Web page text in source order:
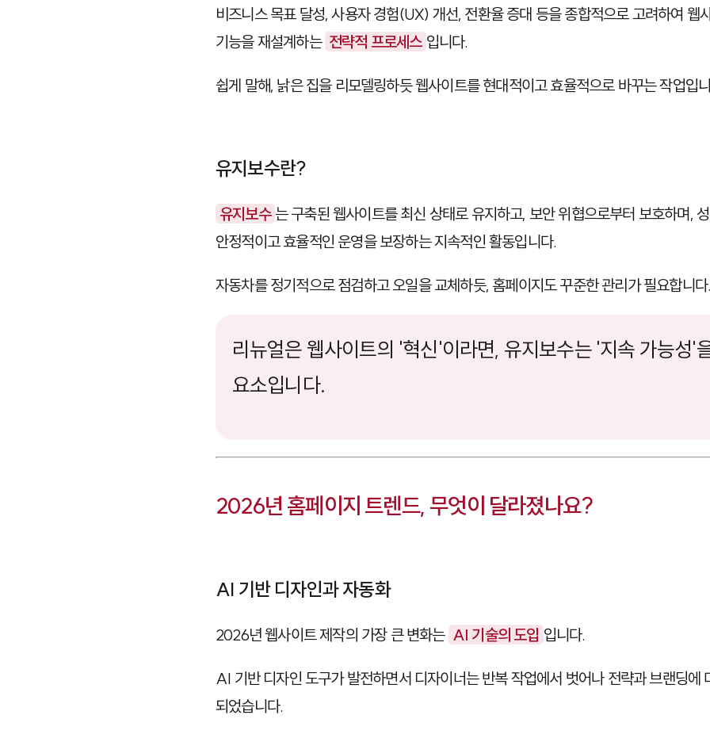
비즈니스 목표 달성, 사용자 경험(UX) 개선, 전환율 증대 등을 종합적으로 고려하여 웹
기능을 재설계하는 전략적 프로세스 입니다.
쉽게 말해, 낡은 집을 리모델링하듯 웹사이트를 현대적이고 효율적으로 바꾸는 작업입
유지보수란?
유지보수 는 구축된 웹사이트를 최신 상태로 유지하고, 보안 위협으로부터 보호하며,
안정적이고 효율적인 운영을 보장하는 지속적인 활동입니다.
자동차를 정기적으로 점검하고 오일을 교체하듯, 홈페이지도 꾸준한 관리가 필요합니
리뉴얼은 웹사이트의 '혁신'이라면, 유지보수는 '지속 가능성'
요소입니다.
2026년 홈페이지 트렌드, 무엇이 달라졌나요?
AI 기반 디자인과 자동화
2026년 웹사이트 제작의 가장 큰 변화는 AI 기술의 도입 입니다.
AI 기반 디자인 도구가 발전하면서 디자이너는 반복 작업에서 벗어나 전략과 브랜딩에
되었습니다.